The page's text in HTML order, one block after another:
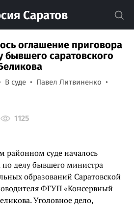
Саратов
оглашение приговора
бывшего саратовского
В суде
Павел Литвиненко
1125
районном суде началось
по делу бывшего министра
образований Саратовской
ФГУП «Консервный
Уголовное дело,